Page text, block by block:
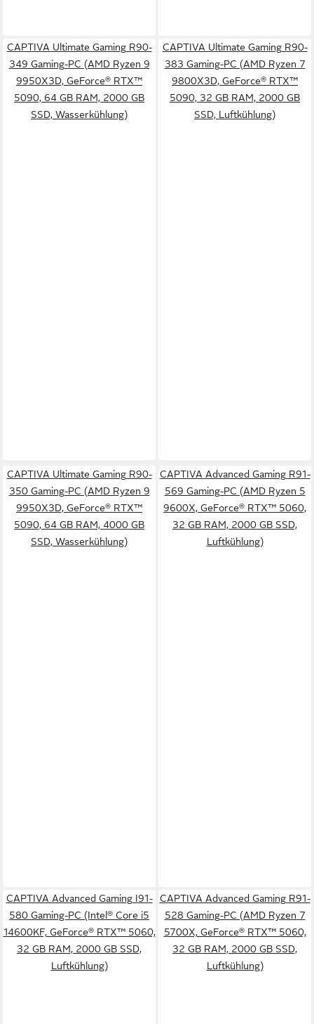
CAPTIVA Ultimate Gaming R90-
349 Gaming-PC (AMD Ryzen 9
9950X3D, GeForce® RTX™
5090, 64 GB RAM, 2000 GB
SSD, Wasserkühlung)
CAPTIVA Ultimate Gaming R90-
383 Gaming-PC (AMD Ryzen 7
9800X3D, GeForce® RTX™
5090, 32 GB RAM, 2000 GB
SSD, Luftkühlung)
CAPTIVA Ultimate Gaming R90-
350 Gaming-PC (AMD Ryzen 9
9950X3D, GeForce® RTX™
5090, 64 GB RAM, 4000 GB
SSD, Wasserkühlung)
CAPTIVA Advanced Gaming R91-
569 Gaming-PC (AMD Ryzen 5
9600X, GeForce® RTX™ 5060,
32 GB RAM, 2000 GB SSD,
Luftkühlung)
CAPTIVA Advanced Gaming I91-
580 Gaming-PC (Intel® Core i5
14600KF, GeForce® RTX™ 5060,
32 GB RAM, 2000 GB SSD,
Luftkühlung)
CAPTIVA Advanced Gaming R91-
528 Gaming-PC (AMD Ryzen 7
5700X, GeForce® RTX™ 5060,
32 GB RAM, 2000 GB SSD,
Luftkühlung)